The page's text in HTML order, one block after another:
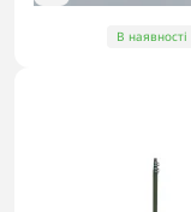
В наявності